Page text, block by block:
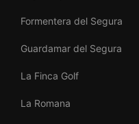
Formentera del Segura
Guardamar del Segura
La Finca Golf
La Romana